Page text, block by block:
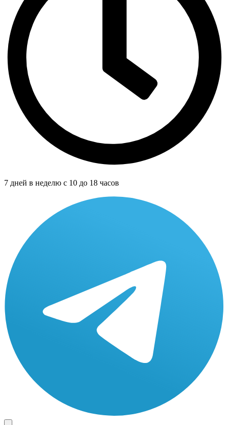
7 дней в неделю с 10 до 18 часов